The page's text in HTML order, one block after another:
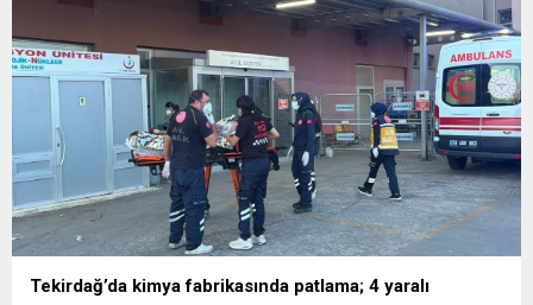
Tekirdağ’da kimya fabrikasında patlama; 4 yaralı